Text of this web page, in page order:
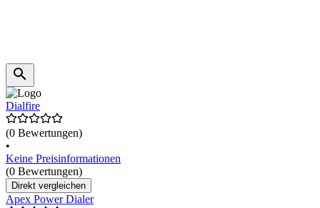
Dialfire
(0 Bewertungen)
•
Keine Preisinformationen
(0 Bewertungen)
Direkt vergleichen
Apex Power Dialer